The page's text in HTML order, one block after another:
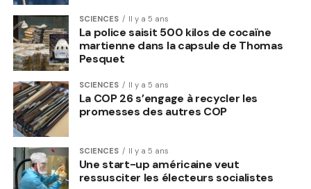
SCIENCES Il y a 5 ans
La police saisit 500 kilos de cocaïne
martienne dans la capsule de Thomas
Pesquet
SCIENCES Il y a 5 ans
La COP 26 s’engage à recycler les
promesses des autres COP
SCIENCES Il y a 5 ans
Une start-up américaine veut
ressusciter les électeurs socialistes